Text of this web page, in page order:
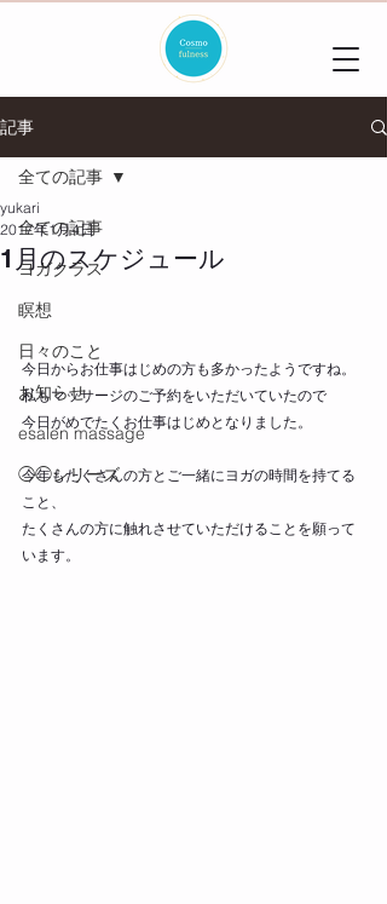
記事
全ての記事
ヨガクラス
瞑想
日々のこと
お知らせ
esalen massage
◯◯シリーズ
全ての記事
1月のスケジュール
yukari
2017年1月4日
今日からお仕事はじめの方も多かったようですね。
私もマッサージのご予約をいただいていたので
今日がめでたくお仕事はじめとなりました。
今年もたくさんの方とご一緒にヨガの時間を持てる
こと、
たくさんの方に触れさせていただけることを願って
います。